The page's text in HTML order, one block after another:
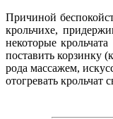
Причиной
крольчихе,
некоторые
поставить корзинку
рода массажем,
отогревать крольчат